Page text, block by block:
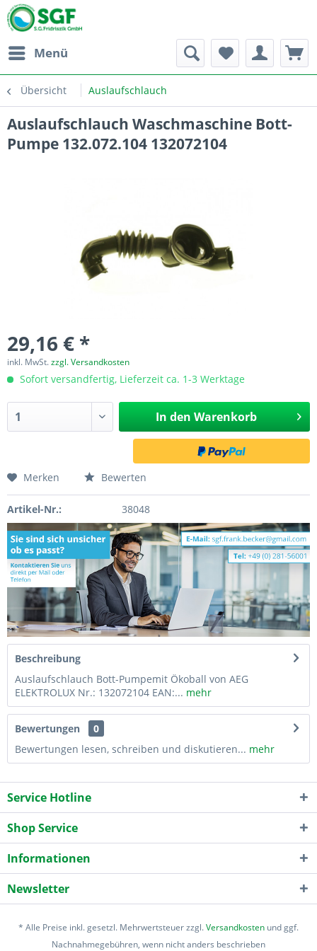
Menü
Übersicht Auslaufschlauch
Auslaufschlauch Waschmaschine Bott-
Pumpe 132.072.104 132072104
29,16 € *
inkl. MwSt.zzgl. Versandkosten
Sofort versandfertig, Lieferzeit ca. 1-3 Werktage
In den Warenkorb
Merken Bewerten
Artikel-Nr.: 38048
Beschreibung
Auslaufschlauch Bott-Pumpemit Ökoball von AEG
ELEKTROLUX Nr.: 132072104 EAN:... mehr
Bewertungen
0
Bewertungen lesen, schreiben und diskutieren... mehr
Service Hotline
Shop Service
Informationen
Newsletter
* Alle Preise inkl. gesetzl. Mehrwertsteuer zzgl.Versandkosten und ggf.
Nachnahmegebühren, wenn nicht anders beschrieben